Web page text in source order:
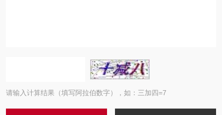
请输入计算结果（填写阿拉伯数字），如：三加四=7